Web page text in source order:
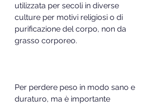
utilizzata per secoli in diverse
culture per motivi religiosi o di
purificazione del corpo, non da
grasso corporeo.
Per perdere peso in modo sano e
duraturo, ma è importante